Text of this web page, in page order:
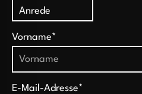
Vorname*
E-Mail-Adresse*